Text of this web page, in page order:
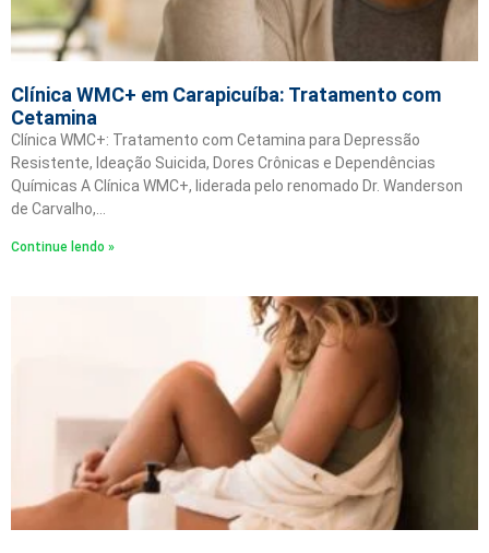
Clínica WMC+ em Carapicuíba: Tratamento com
Cetamina
Clínica WMC+: Tratamento com Cetamina para Depressão
Resistente, Ideação Suicida, Dores Crônicas e Dependências
Químicas A Clínica WMC+, liderada pelo renomado Dr. Wanderson
de Carvalho,…
Continue lendo »